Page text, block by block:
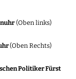
(Oben links)
(Oben Rechts)
Politiker Fürst